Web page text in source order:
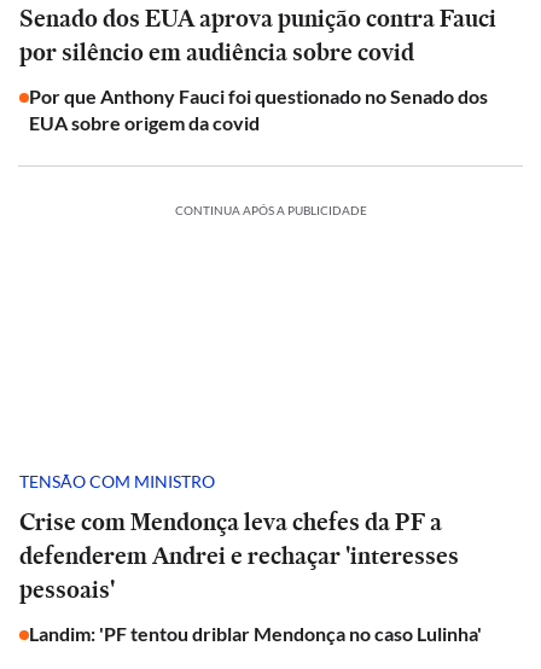
Senado dos EUA aprova punição contra Fauci
por silêncio em audiência sobre covid
Por que Anthony Fauci foi questionado no Senado dos
EUA sobre origem da covid
CONTINUA APÓS A PUBLICIDADE
TENSÃO COM MINISTRO
Crise com Mendonça leva chefes da PF a
defenderem Andrei e rechaçar 'interesses
pessoais'
Landim: 'PF tentou driblar Mendonça no caso Lulinha'